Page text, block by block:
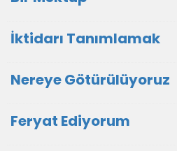
İktidarı Tanımlamak
Nereye Götürülüyoruz
Feryat Ediyorum